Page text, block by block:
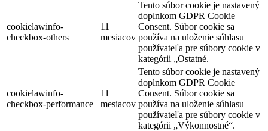
cookielawinfo-
checkbox-others
11
mesiacov
Tento súbor cookie je nastavený
doplnkom GDPR Cookie
Consent. Súbor cookie sa
používa na uloženie súhlasu
používateľa pre súbory cookie v
kategórii „Ostatné.
cookielawinfo-
checkbox-performance
11
mesiacov
Tento súbor cookie je nastavený
doplnkom GDPR Cookie
Consent. Súbor cookie sa
používa na uloženie súhlasu
používateľa pre súbory cookie v
kategórii „Výkonnostné“.